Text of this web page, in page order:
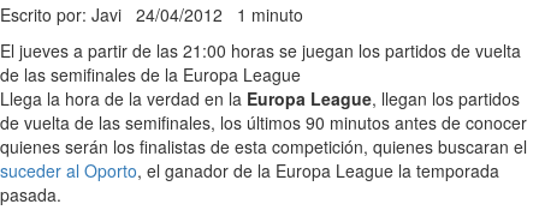
Escrito por: Javi 24/04/2012 1 minuto
El jueves a partir de las 21:00 horas se juegan los partidos de vuelta
de las semifinales de la Europa League
Llega la hora de la verdad en la Europa League, llegan los partidos
de vuelta de las semifinales, los últimos 90 minutos antes de conocer
quienes serán los finalistas de esta competición, quienes buscaran el
suceder al Oporto, el ganador de la Europa League la temporada
pasada.